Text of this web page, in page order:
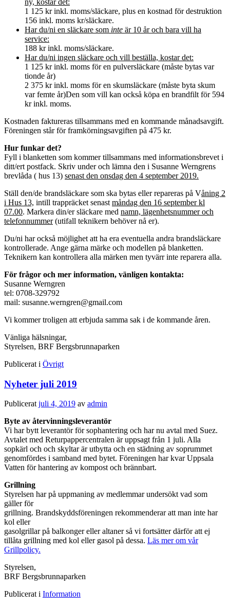
ny, kostar det:
1 125 kr inkl. moms/släckare, plus en kostnad för destruktion
156 inkl. moms kr/släckare.
Har du/ni en släckare som inte är 10 år och bara vill ha
service:
188 kr inkl. moms/släckare.
Har du/ni ingen släckare och vill beställa, kostar det:
1 125 kr inkl. moms för en pulversläckare (måste bytas var
tionde år)
2 375 kr inkl. moms för en skumsläckare (måste byta skum
var femte år)Den som vill kan också köpa en brandfilt för 594
kr inkl. moms.
Kostnaden faktureras tillsammans med en kommande månadsavgift.
Föreningen står för framkörningsavgiften på 475 kr.
Hur funkar det?
Fyll i blanketten som kommer tillsammans med informationsbrevet i
ditt/ert postfack. Skriv under och lämna den i Susanne Werngrens
brevlåda ( hus 13) senast den onsdag den 4 september 2019.
Ställ den/de brandsläckare som ska bytas eller repareras på Våning 2
i Hus 13, intill trappräcket senast måndag den 16 september kl
07.00. Markera din/er släckare med namn, lägenhetsnummer och
telefonnummer(utifall teknikern behöver nå er).
Du/ni har också möjlighet att ha era eventuella andra brandsläckare
kontrollerade. Ange gärna märke och modellen på blanketten.
Teknikern kan kontrollera alla märken men tyvärr inte reparera alla.
För frågor och mer information, vänligen kontakta:
Susanne Werngren
tel: 0708-329792
mail: susanne.werngren@gmail.com
Vi kommer troligen att erbjuda samma sak i de kommande åren.
Vänliga hälsningar,
Styrelsen, BRF Bergsbrunnaparken
Publicerat i Övrigt
Nyheter juli 2019
Publiceratjuli 4, 2019 av admin
Byte av återvinningsleverantör
Vi har bytt leverantör för sophantering och har nu avtal med Suez.
Avtalet med Returpappercentralen är uppsagt från 1 juli. Alla
sopkärl och och skyltar är utbytta och en städning av soprummet
genomfördes i samband med bytet. Föreningen har kvar Uppsala
Vatten för hantering av kompost och brännbart.
Grillning
Styrelsen har på uppmaning av medlemmar undersökt vad som
gäller för
grillning. Brandskyddsföreningen rekommenderar att man inte har
kol eller
gasolgrillar på balkonger eller altaner så vi fortsätter därför att ej
tillåta grillning med kol eller gasol på dessa. Läs mer om vår
Grillpolicy.
Styrelsen,
BRF Bergsbrunnaparken
Publicerat i Information